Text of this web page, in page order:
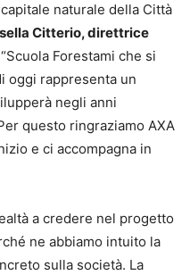
naturale della Città
Citterio, direttrice
Forestami che si
oggi rappresenta un
negli anni
questo ringraziamo AXA
e ci accompagna in
a credere nel progetto
ne abbiamo intuito la
sulla società. La